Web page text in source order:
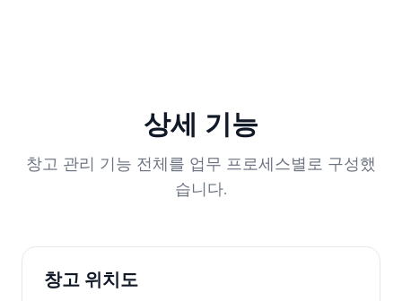
상세 기능
창고 관리 기능 전체를 업무 프로세스별로 구성했
습니다.
창고 위치도